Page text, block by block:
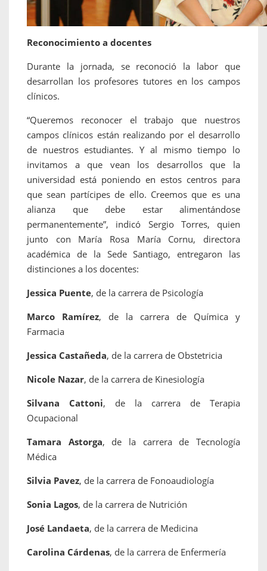
Reconocimiento a docentes
Durante la jornada, se reconoció la labor que
desarrollan los profesores tutores en los campos
clínicos.
“Queremos reconocer el trabajo que nuestros
campos clínicos están realizando por el desarrollo
de nuestros estudiantes. Y al mismo tiempo lo
invitamos a que vean los desarrollos que la
universidad está poniendo en estos centros para
que sean partícipes de ello. Creemos que es una
alianza que debe estar alimentándose
permanentemente”, indicó Sergio Torres, quien
junto con María Rosa María Cornu, directora
académica de la Sede Santiago, entregaron las
distinciones a los docentes:
Jessica Puente, de la carrera de Psicología
Marco Ramírez, de la carrera de Química y
Farmacia
Jessica Castañeda, de la carrera de Obstetricia
Nicole Nazar, de la carrera de Kinesiología
Silvana Cattoni, de la carrera de Terapia
Ocupacional
Tamara Astorga, de la carrera de Tecnología
Médica
Silvia Pavez, de la carrera de Fonoaudiología
Sonia Lagos, de la carrera de Nutrición
José Landaeta, de la carrera de Medicina
Carolina Cárdenas, de la carrera de Enfermería